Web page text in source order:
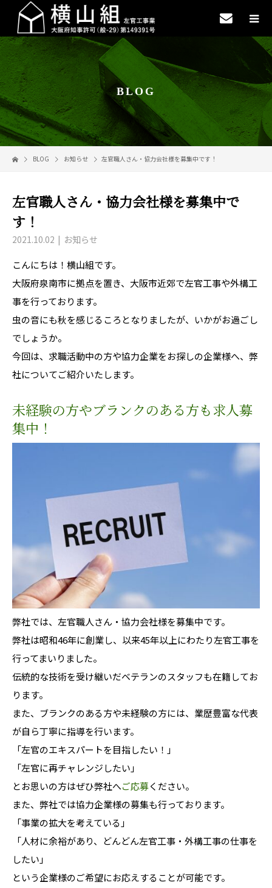
BLOG
BLOG お知らせ 左官職人さん・協力会社様を募集中です！
左官職人さん・協力会社様を募集中で
す！
2021.10.02 お知らせ
こんにちは！横山組です。
大阪府泉南市に拠点を置き、大阪市近郊で左官工事や外構工
事を行っております。
虫の音にも秋を感じるころとなりましたが、いかがお過ごし
でしょうか。
今回は、求職活動中の方や協力企業をお探しの企業様へ、弊
社についてご紹介いたします。
未経験の方やブランクのある方も求人募
集中！
弊社では、左官職人さん・協力会社様を募集中です。
弊社は昭和46年に創業し、以来45年以上にわたり左官工事を
行ってまいりました。
伝統的な技術を受け継いだベテランのスタッフも在籍してお
ります。
また、ブランクのある方や未経験の方には、業歴豊富な代表
が自ら丁寧に指導を行います。
「左官のエキスパートを目指したい！」
「左官に再チャレンジしたい」
とお思いの方はぜひ弊社へご応募ください。
また、弊社では協力企業様の募集も行っております。
「事業の拡大を考えている」
「人材に余裕があり、どんどん左官工事・外構工事の仕事を
したい」
という企業様のご希望にお応えすることが可能です。